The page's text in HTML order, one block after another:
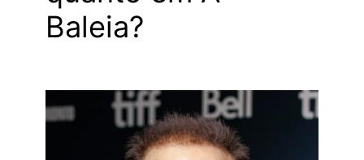
Baleia?